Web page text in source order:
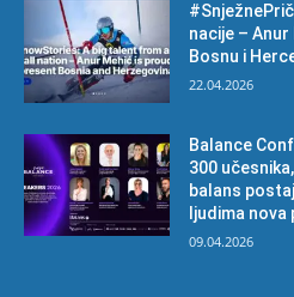
nacije –
Bosnu i
22.04.2026
Balance
300
balans
ljudima
09.04.2026